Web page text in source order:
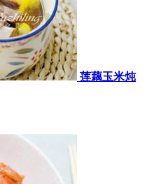
莲藕玉米炖